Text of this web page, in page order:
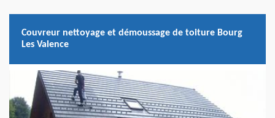
Couvreur nettoyage et démoussage de toiture Bourg
Les Valence